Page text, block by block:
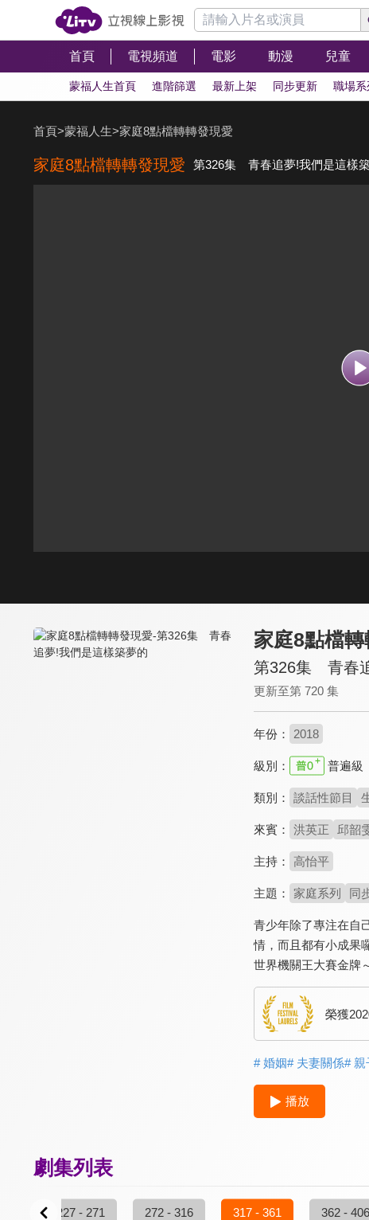
首頁 電視頻道 電影 動漫 兒童
蒙福人生首頁 進階篩選 最新上架 同步更新 職場系
首頁>蒙福人生>家庭8點檔轉轉發現愛
家庭8點檔轉轉發現愛 第326集 青春追夢!我們是這樣
家庭8點檔
第326集 青春
更新至第 720 集
年份： 2018
級別： 普遍級
類別： 談話性節目
來賓： 洪英正 邱韶
主持： 高怡平
主題： 家庭系列 同
青少年除了專注在自
情，而且都有小成果
世界機關王大賽金牌
榮獲
# 婚姻# 夫妻關係# 親
播放
劇集列表
227 - 271 272 - 316 317 - 361 362 - 406